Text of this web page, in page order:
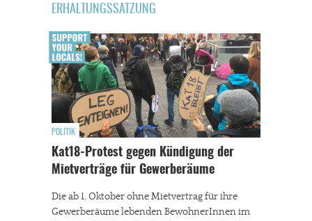
ERHALTUNGSSATZUNG
POLITIK
Kat18-Protest gegen Kündigung der
Mietverträge für Gewerberäume
Die ab 1. Oktober ohne Mietvertrag für ihre
Gewerberäume lebenden BewohnerInnen im